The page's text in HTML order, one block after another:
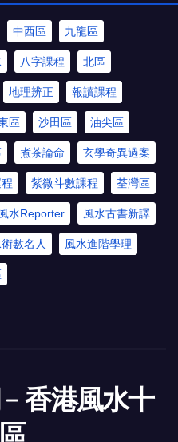
中西區 九龍區
八字課程 北區
地理辨正 報讀課程
區 沙田區 油尖區
煮茶論命 玄學奇異過案
紫微斗數課程 荃灣區
風水Reporter 風水古書新譯
數名人 風水進階學理
香港風水十